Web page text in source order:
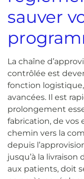
sauver
La chaîne
contrôlée est
fonction
avancées. Il est
prolongement
fabrication, de vos
chemin vers la
depuis
jusqu’à la
aux patients, doit